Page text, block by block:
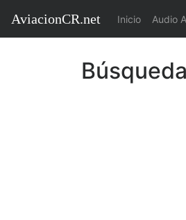
AviacionCR.net Inicio(current)
Audio